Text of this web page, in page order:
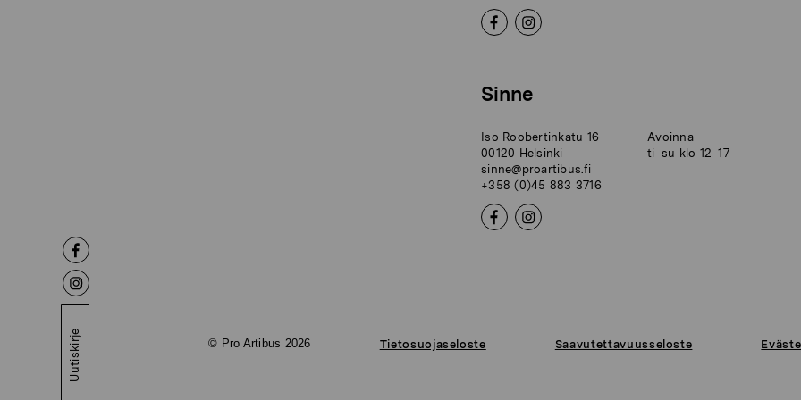
Uutiskirje
Sinne
Iso Roobertinkatu 16
00120 Helsinki
sinne@proartibus.fi
+358 (0)45 883 3716
Avoinna
ti–su klo 12–17
© Pro Artibus 2026 Tietosuojaseloste Saavutettavuusseloste